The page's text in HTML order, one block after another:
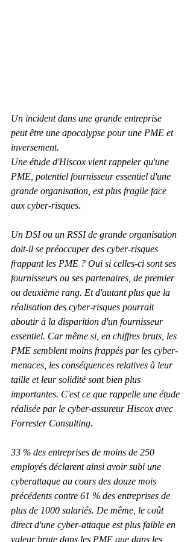
Un incident dans une grande entreprise
peut être une apocalypse pour une PME et
inversement.
Une étude d'Hiscox vient rappeler qu'une
PME, potentiel fournisseur essentiel d'une
grande organisation, est plus fragile face
aux cyber-risques.
Un DSI ou un RSSI de grande organisation
doit-il se préoccuper des cyber-risques
frappant les PME ? Oui si celles-ci sont ses
fournisseurs ou ses partenaires, de premier
ou deuxième rang. Et d'autant plus que la
réalisation des cyber-risques pourrait
aboutir à la disparition d'un fournisseur
essentiel. Car même si, en chiffres bruts, les
PME semblent moins frappés par les cyber-
menaces, les conséquences relatives à leur
taille et leur solidité sont bien plus
importantes. C'est ce que rappelle une étude
réalisée par le cyber-assureur Hiscox avec
Forrester Consulting.
33 % des entreprises de moins de 250
employés déclarent ainsi avoir subi une
cyberattaque au cours des douze mois
précédents contre 61 % des entreprises de
plus de 1000 salariés. De même, le coût
direct d'une cyber-attaque est plus faible en
valeur brute dans les PME que dans les